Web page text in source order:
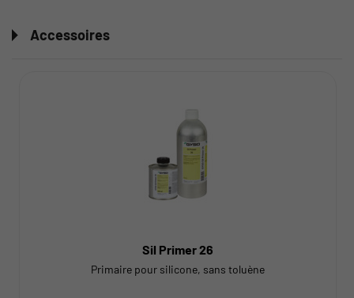
Accessoires
Sil Primer 26
Primaire pour silicone, sans toluène